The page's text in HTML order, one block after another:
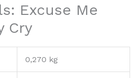
Excuse Me
Cry
0,270 kg